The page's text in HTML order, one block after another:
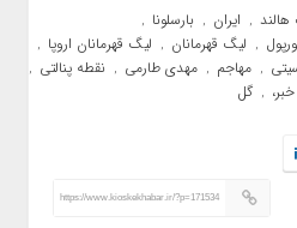
هالند , ایران , بارسلونا ,
, لیگ قهرمانان , لیگ قهرمانان اروپا ,
, مهاجم , مهدی طارمی , نقطه پنالتی ,
, گل
https://www.kioskekhabar.ir/?p=171534